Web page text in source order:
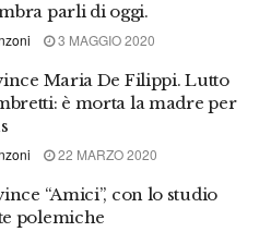
parli di oggi.
3 MAGGIO 2020
Maria De Filippi. Lutto
è morta la madre per
22 MARZO 2020
“Amici”, con lo studio
polemiche